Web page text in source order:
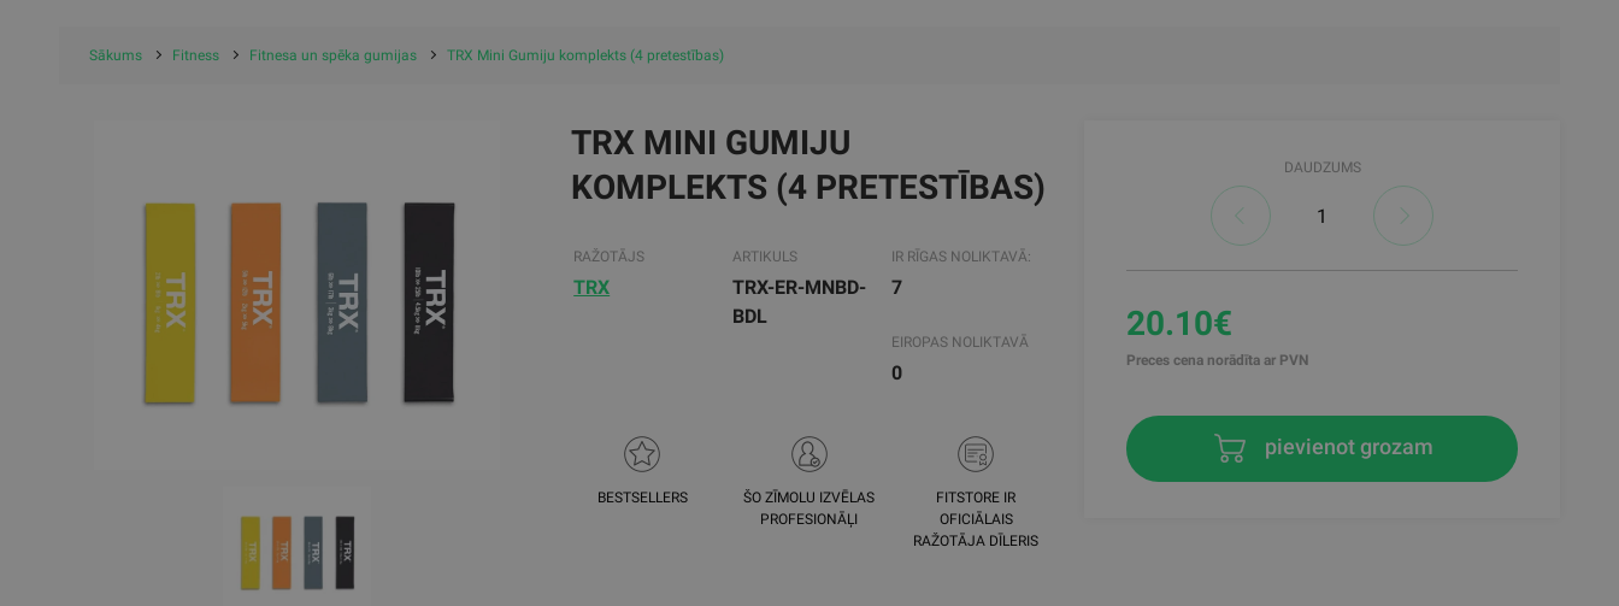
Sākums Fitness Fitnesa un spēka gumijas TRX Mini Gumiju komplekts (4 pretestības)
TRX MINI GUMIJU
KOMPLEKTS (4 PRETESTĪBAS)
RAŽOTĀJS
TRX
ARTIKULS
TRX-ER-MNBD-
BDL
IR RĪGAS NOLIKTAVĀ:
7
EIROPAS NOLIKTAVĀ
0
BESTSELLERS
ŠO ZĪMOLU IZVĒLAS
PROFESIONĀĻI
FITSTORE IR
OFICIĀLAIS
RAŽOTĀJA DĪLERIS
DAUDZUMS
20.10€
Preces cena norādīta ar PVN
pievienot grozam